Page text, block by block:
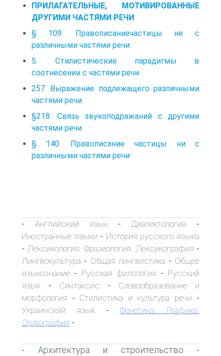
ПРИЛАГАТЕЛЬНЫЕ, МОТИВИРОВАННЫЕ
ДРУГИМИ ЧАСТЯМИ РЕЧИ
§ 109. Правописаниечастицы не с
различными частями речи
5. Стилистические парадигмы в
соотнесении с частями речи.
257. Выражение подлежащего различными
частями речи
§218. Связь звукоподражаний с другими
частями речи
§ 140. Правописание частицы ни с
различными частями речи
- Английский язык- Диалектология -
Иностранные языки - История русского языка
- Лексикология. Фразеология. Лексикография -
Лингвокультура - Общая лингвистика - Общее
языкознание - Русская филология - Русский
язык - Синтаксис - Словообразование и
морфология - Стилистика и культура речи -
Украинский язык - Фонетика. Графика.
Орфография -
- Архитектура и строительство -